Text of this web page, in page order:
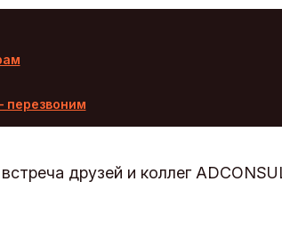
перезвоним
друзей и коллег